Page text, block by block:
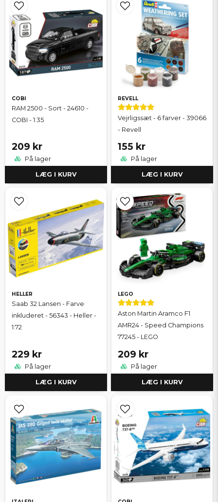
COBI
RAM 2500 - Sort - 24610 -
COBI - 1:35
209 kr
På lager
LÆG I KURV
REVELL
Vejrligssæt - 6 farver - 39066
- Revell
155 kr
På lager
LÆG I KURV
HELLER
Saab 32 Lansen - Farve
inkluderet - 56343 - Heller -
1:72
229 kr
På lager
LÆG I KURV
LEGO
Aston Martin Aramco F1
AMR24 - Speed Champions
77245 - LEGO
209 kr
På lager
LÆG I KURV